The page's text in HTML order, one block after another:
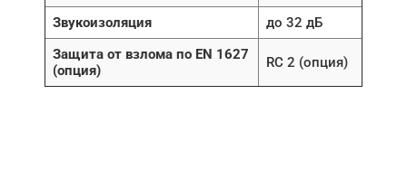
Звукоизоляция
до 32 дБ
Защита от взлома по EN 1627
(опция)
RC 2 (опция)